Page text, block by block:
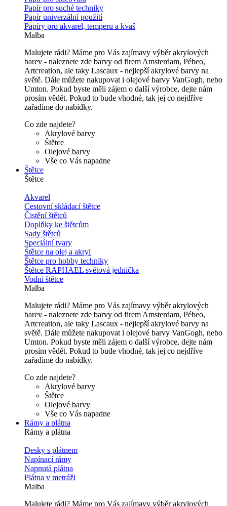
Papír pro suché techniky
Papír univerzální použití
Papíry pro akvarel, temperu a kvaš
Malba
Malujete rádi? Máme pro Vás zajímavy výběr akrylových
barev - naleznete zde barvy od firem Amsterdam, Pébeo,
Artcreation, ale taky Lascaux - nejlepší akrylové barvy na
světě. Dále můžete nakupovat i olejové barvy VanGogh, nebo
Umton. Pokud byste měli zájem o další výrobce, dejte nám
prosím vědět. Pokud to bude vhodné, tak jej co nejdříve
zařadíme do nabídky.
Co zde najdete?
Akrylové barvy
Štětce
Olejové barvy
Vše co Vás napadne
Štětce
Štětce
Akvarel
Cestovní skládací štětce
Čistění štětců
Doplňky ke štětcům
Sady štětců
Speciální tvary
Štětce na olej a akryl
Štětce pro hobby techniky
Štětce RAPHAEL světová jednička
Vodní štětce
Malba
Malujete rádi? Máme pro Vás zajímavy výběr akrylových
barev - naleznete zde barvy od firem Amsterdam, Pébeo,
Artcreation, ale taky Lascaux - nejlepší akrylové barvy na
světě. Dále můžete nakupovat i olejové barvy VanGogh, nebo
Umton. Pokud byste měli zájem o další výrobce, dejte nám
prosím vědět. Pokud to bude vhodné, tak jej co nejdříve
zařadíme do nabídky.
Co zde najdete?
Akrylové barvy
Štětce
Olejové barvy
Vše co Vás napadne
Rámy a plátna
Rámy a plátna
Desky s plátnem
Napínací rámy
Napnutá plátna
Plátna v metráži
Malba
Malujete rádi? Máme pro Vás zajímavy výběr akrylových